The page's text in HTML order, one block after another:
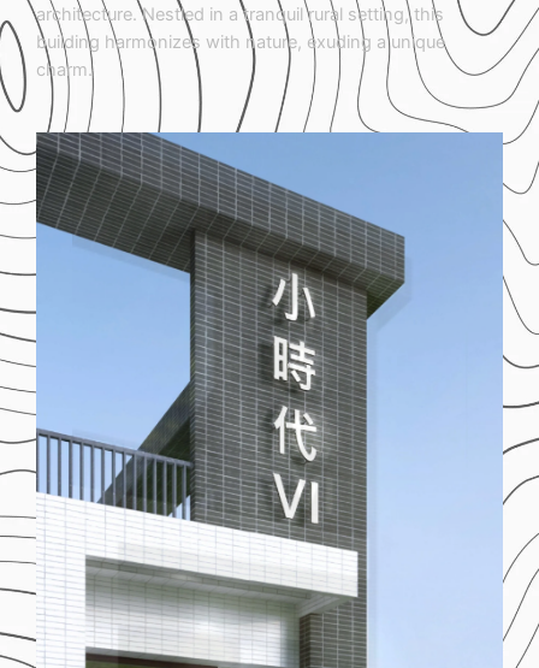
architecture. Nestled in a tranquil rural setting, this
building harmonizes with nature, exuding a unique
charm.